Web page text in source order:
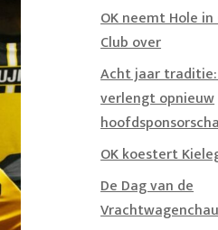
OK neemt Hole in
Club over
Acht jaar traditie:
verlengt opnieuw
OK koestert
De Dag van de